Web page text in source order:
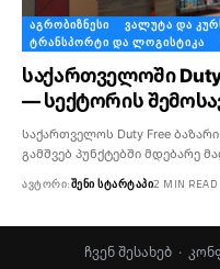
ᲐᲒᲠᲝᲑᲘᲖᲜᲔᲡᲘ ᲕᲐᲚᲣᲢᲐ ᲓᲐ
ᲢᲠᲐᲜᲡᲞᲝᲠᲢᲘ ᲓᲐ ᲚᲝᲒᲘᲡᲢᲘᲙᲐ
საქართველოში
— სექტორის
საქართველოს Duty Free
გამშვებ პუნქტებში მდებარე
ᲐᲕᲢᲝᲠᲘ:ᲨᲔᲜᲘ ᲡᲢᲐᲠᲢᲐᲞᲘ2 MIN READ
ჩვენ შესახებ ·